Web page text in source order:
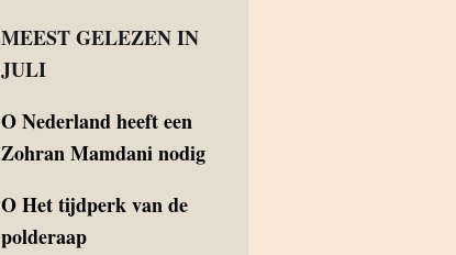
MEEST GELEZEN IN
JULI
ONederland heeft een
Zohran Mamdani nodig
OHet tijdperk van de
polderaap